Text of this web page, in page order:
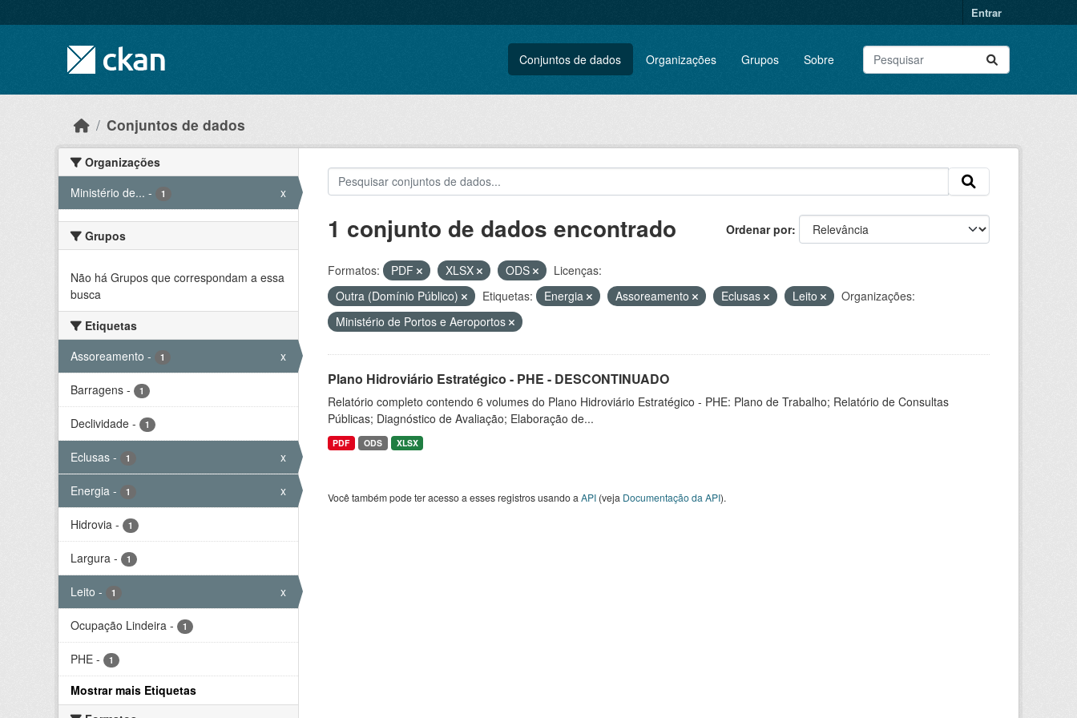
Entrar
Conjuntos de dados Organizações Grupos Sobre
Conjuntos de dados
Organizações
Ministério de... - 1 x
Grupos
Não há Grupos que correspondam a essa
busca
Etiquetas
Assoreamento - 1 x
Barragens - 1
Declividade - 1
Eclusas - 1 x
Energia - 1 x
Hidrovia - 1
Largura - 1
Leito - 1 x
Ocupação Lindeira - 1
PHE - 1
Mostrar mais Etiquetas
Ordenar por
1 conjunto de dados encontrado
Formatos: PDF XLSX ODS
Licenças:
Outra (Domínio Público)
Etiquetas: Energia Assoreamento Eclusas Leito
Organizações:
Ministério de Portos e Aeroportos
Plano Hidroviário Estratégico - PHE - DESCONTINUADO
Relatório completo contendo 6 volumes do Plano Hidroviário Estratégico - PHE: Plano de Trabalho; Relatório de Consultas
Públicas; Diagnóstico de Avaliação; Elaboração de...
PDF ODS XLSX
Você também pode ter acesso a esses registros usando a API(veja Documentação da API).